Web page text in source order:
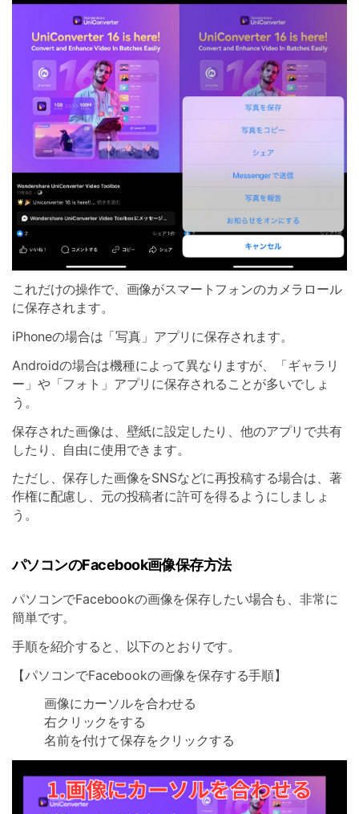
これだけの操作で、画像がスマートフォンのカメラロール
に保存されます。
iPhoneの場合は「写真」アプリに保存されます。
Androidの場合は機種によって異なりますが、「ギャラリ
ー」や「フォト」アプリに保存されることが多いでしょ
う。
保存された画像は、壁紙に設定したり、他のアプリで共有
したり、自由に使用できます。
ただし、保存した画像をSNSなどに再投稿する場合は、著
作権に配慮し、元の投稿者に許可を得るようにしましょ
う。
パソコンのFacebook画像保存方法
パソコンでFacebookの画像を保存したい場合も、非常に
簡単です。
手順を紹介すると、以下のとおりです。
【パソコンでFacebookの画像を保存する手順】
画像にカーソルを合わせる
右クリックをする
名前を付けて保存をクリックする